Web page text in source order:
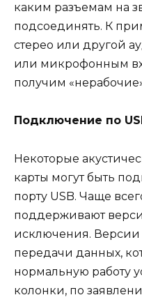
каким разъемам на
подсоединять. К
стерео или другой
или микрофонным
получим
Подключение по
Некоторые
карты могут быть
порту USB. Чаще
поддерживают
исключения. Версии
передачи данных,
нормальную работу
колонки, по